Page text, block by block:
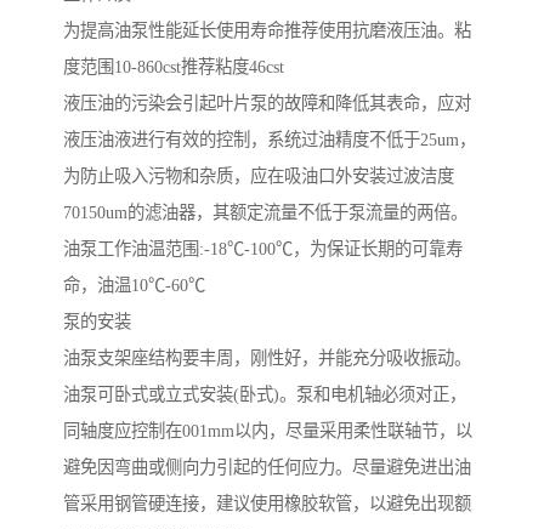
为提高油泵性能延长使用寿命推荐使用抗磨液压油。粘
度范围10-860cst推荐粘度46cst
液压油的污染会引起叶片泵的故障和降低其表命，应对
液压油液进行有效的控制，系统过油精度不低于25um，
为防止吸入污物和杂质，应在吸油口外安装过波洁度
70150um的滤油器，其额定流量不低于泵流量的两倍。
油泵工作油温范围:-18℃-100℃，为保证长期的可靠寿
命，油温10℃-60℃
泵的安装
油泵支架座结构要丰周，刚性好，并能充分吸收振动。
油泵可卧式或立式安装(卧式)。泵和电机轴必须对正，
同轴度应控制在001mm以内，尽量采用柔性联轴节，以
避免因弯曲或侧向力引起的任何应力。尽量避免进出油
管采用钢管硬连接，建议使用橡胶软管，以避免出现额